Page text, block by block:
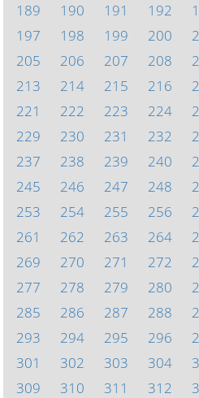
189
190 191 192
197
198 199 200
205
206 207 208
213
214 215 216
221
222 223 224
229
230 231 232
237
238 239 240
245
246 247 248
253
254 255 256
261
262 263 264
269
270 271 272
277
278 279 280
285
286 287 288
293
294 295 296
301
302 303 304
309
310 311 312